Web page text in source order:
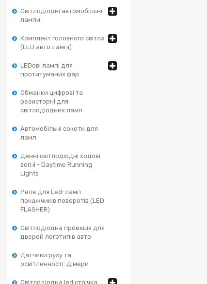
Світлодіодні автомобільні
лампи
Комплект головного світла
(LED авто лампі)
LEDові лампі для
протитуманих фар
Обманки цифрові та
резисторні для
світлодіодних ламп
Автомобільні сокети для
ламп
Денні світлодіодні ходові
вогні - Daytime Running
Lights
Реле для Led-ламп
покажчиків поворотів (LED
FLASHER)
Світлодіодна проекція для
дверей логотипів авто
Датчики руху та
освітленності. Дімери
Світлодіодна led стрічка